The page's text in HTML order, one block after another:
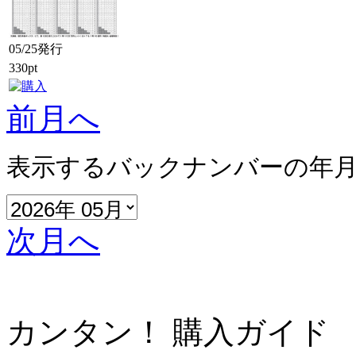
05/25発行
330pt
前月へ
表示するバックナンバーの年
次月へ
カンタン！ 購入ガイド